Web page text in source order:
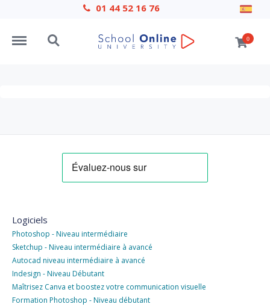
01 44 52 16 76
Menu Search 0
Logiciels
Photoshop - Niveau intermédiaire
Sketchup - Niveau intermédiaire à avancé
Autocad niveau intermédiaire à avancé
Indesign - Niveau Débutant
Maîtrisez Canva et boostez votre communication visuelle
Formation Photoshop - Niveau débutant